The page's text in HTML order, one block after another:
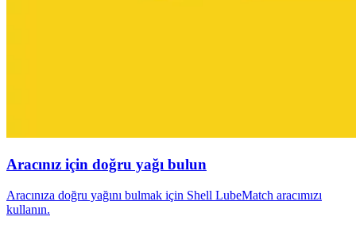
Aracınız için doğru yağı bulun
Aracınıza doğru yağını bulmak için Shell LubeMatch aracımızı
kullanın.